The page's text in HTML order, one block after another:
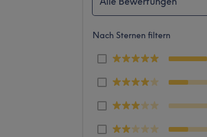
Nach Sternen filtern